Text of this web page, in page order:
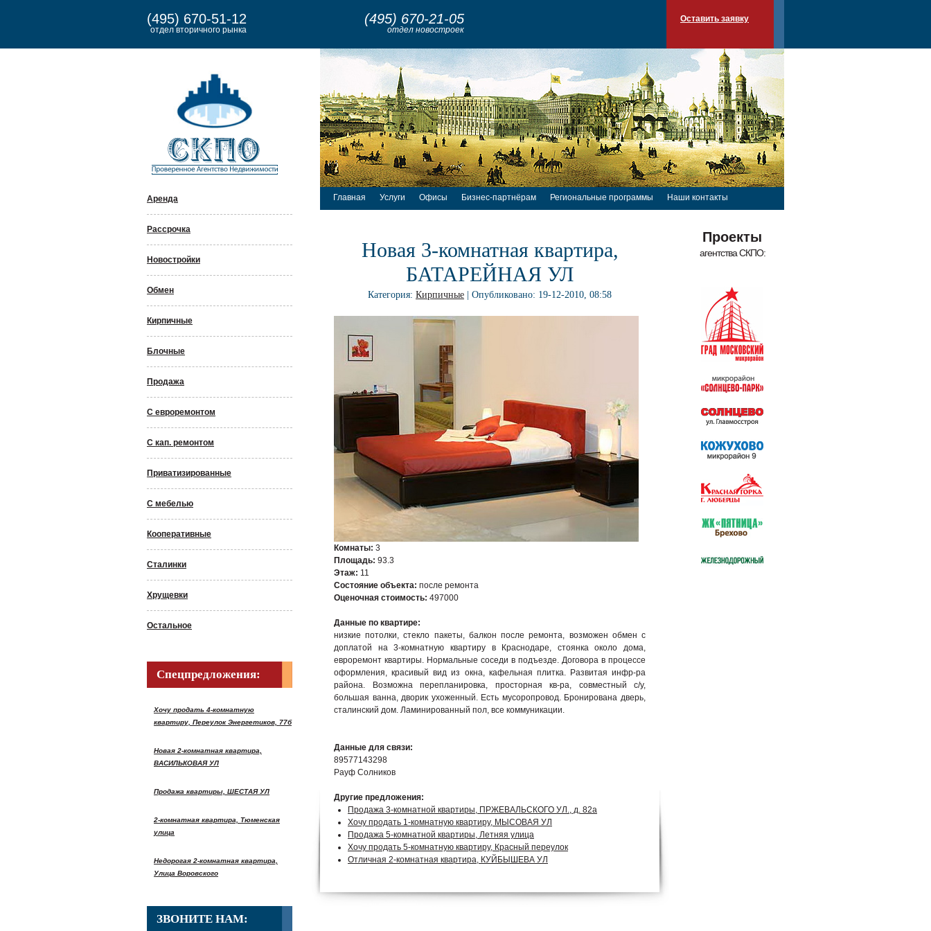
(495) 670-51-12
отдел вторичного рынка
(495) 670-21-05
отдел новостроек
Оставить заявку
Аренда
Рассрочка
Новостройки
Обмен
Кирпичные
Блочные
Продажа
С евроремонтом
С кап. ремонтом
Приватизированные
С мебелью
Кооперативные
Сталинки
Хрущевки
Остальное
Спецпредложения:
Хочу продать 4-комнатную
квартиру, Переулок Энергетиков, 77б
Новая 2-комнатная квартира,
ВАСИЛЬКОВАЯ УЛ
Продажа квартиры, ШЕСТАЯ УЛ
2-комнатная квартира, Тюменская
улица
Недорогая 2-комнатная квартира,
Улица Воровского
ЗВОНИТЕ НАМ:
Главная Услуги Офисы Бизнес-партнёрам Региональные программы Наши контакты
Новая 3-комнатная квартира,
БАТАРЕЙНАЯ УЛ
Категория: Кирпичные | Опубликовано: 19-12-2010, 08:58
Комнаты: 3
Площадь: 93.3
Этаж: 11
Состояние объекта: после ремонта
Оценочная стоимость: 497000
Данные по квартире:
низкие потолки, стекло пакеты, балкон после ремонта, возможен обмен с
доплатой на 3-комнатную квартиру в Краснодаре, стоянка около дома,
евроремонт квартиры. Нормальные соседи в подъезде. Договора в процессе
оформления, красивый вид из окна, кафельная плитка. Развитая инфр-ра
района. Возможна перепланировка, просторная кв-ра, совместный с/у,
большая ванна, дворик ухоженный. Есть мусоропровод. Бронирована дверь,
сталинский дом. Ламинированный пол, все коммуникации.
Данные для связи:
89577143298
Рауф Солников
Другие предложения:
Продажа 3-комнатной квартиры, ПРЖЕВАЛЬСКОГО УЛ., д. 82а
Хочу продать 1-комнатную квартиру, МЫСОВАЯ УЛ
Продажа 5-комнатной квартиры, Летняя улица
Хочу продать 5-комнатную квартиру, Красный переулок
Отличная 2-комнатная квартира, КУЙБЫШЕВА УЛ
Проекты
агентства СКПО: